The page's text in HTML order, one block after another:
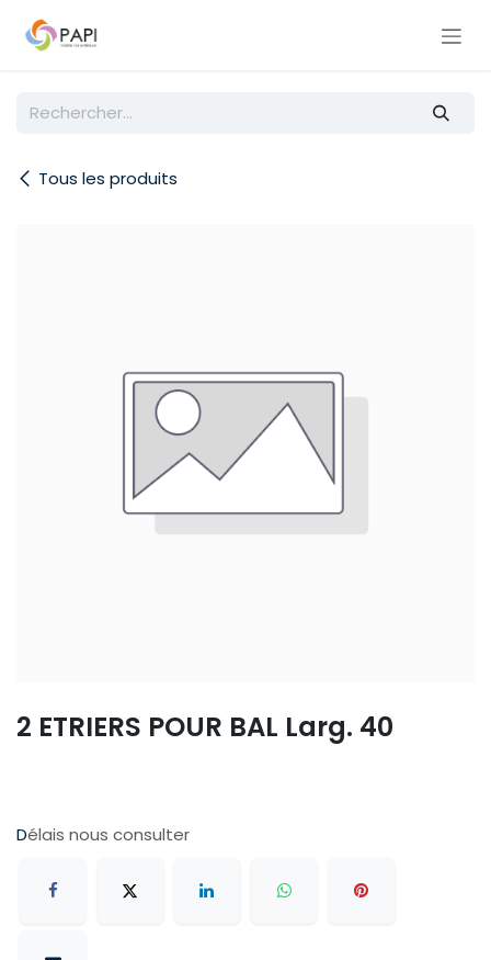
Tous les produits
2 ETRIERS POUR BAL Larg. 40
Délais nous consulter